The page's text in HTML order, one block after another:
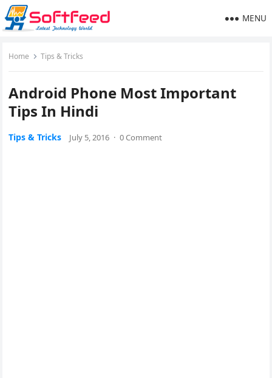
MENU
Home Tips & Tricks
Android Phone Most Important
Tips In Hindi
Tips & Tricks July 5, 2016 · 0 Comment